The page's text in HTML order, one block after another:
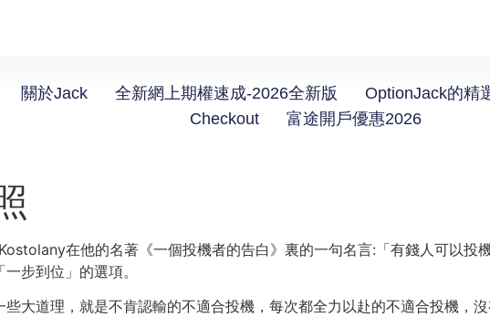
關於Jack 全新網上期權速成-2026全新版 OptionJack的精
Checkout
富途開戶優惠2026
在他的名著《一個投機者的告白》裏的一句名言:「有錢人可以投
步到位」的選項。
大道理，就是不肯認輸的不適合投機，每次都全力以赴的不適合投機，